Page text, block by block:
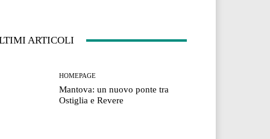
ARTICOLI
HOMEPAGE
Mantova: un nuovo ponte tra
Ostiglia e Revere